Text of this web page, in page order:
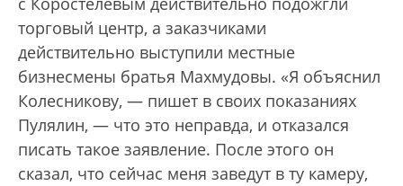
торговый центр, а заказчиками
действительно выступили местные
бизнесмены братья Махмудовы. «Я объяснил
Колесникову, — пишет в своих показаниях
Пулялин, — что это неправда, и отказался
писать такое заявление. После этого он
сказал, что сейчас меня заведут в ту камеру,